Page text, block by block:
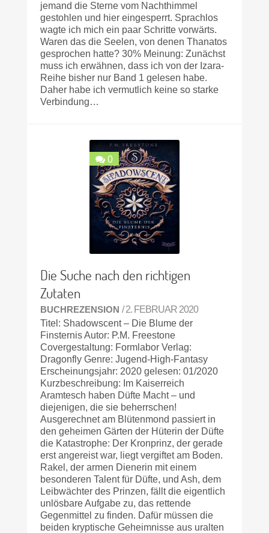
jemand die Sterne vom Nachthimmel
gestohlen und hier eingesperrt. Sprachlos
wagte ich mich ein paar Schritte vorwärts.
Waren das die Seelen, von denen Thanatos
gesprochen hatte? 30% Meinung: Zunächst
muss ich erwähnen, dass ich von der Izara-
Reihe bisher nur Band 1 gelesen habe.
Daher habe ich vermutlich keine so starke
Verbindung…
0
Die Suche nach den richtigen
Zutaten
BUCHREZENSION / 2. FEBRUAR 2020
Titel: Shadowscent – Die Blume der
Finsternis Autor: P.M. Freestone
Covergestaltung: Formlabor Verlag:
Dragonfly Genre: Jugend-High-Fantasy
Erscheinungsjahr: 2020 gelesen: 01/2020
Kurzbeschreibung: Im Kaiserreich
Aramtesch haben Düfte Macht – und
diejenigen, die sie beherrschen!
Ausgerechnet am Blütenmond passiert in
den geheimen Gärten der Hüterin der Düfte
die Katastrophe: Der Kronprinz, der gerade
erst angereist war, liegt vergiftet am Boden.
Rakel, der armen Dienerin mit einem
besonderen Talent für Düfte, und Ash, dem
Leibwächter des Prinzen, fällt die eigentlich
unlösbare Aufgabe zu, das rettende
Gegenmittel zu finden. Dafür müssen die
beiden kryptische Geheimnisse aus uralten